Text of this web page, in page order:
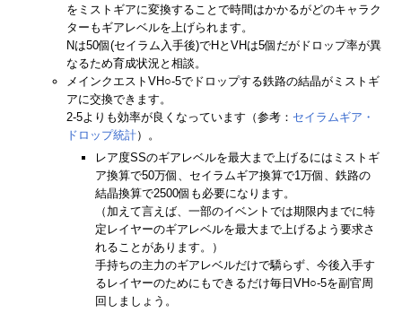
をミストギアに変換することで時間はかかるがどのキャラク
ターもギアレベルを上げられます。
Nは50個(セイラム入手後)でHとVHは5個だがドロップ率が異
なるため育成状況と相談。
メインクエストVH○-5でドロップする鉄路の結晶がミストギ
アに交換できます。
2-5よりも効率が良くなっています（参考： セイラムギア・
ドロップ統計）。
レア度SSのギアレベルを最大まで上げるにはミストギ
ア換算で50万個、セイラムギア換算で1万個、鉄路の
結晶換算で2500個も必要になります。
（加えて言えば、一部のイベントでは期限内までに特
定レイヤーのギアレベルを最大まで上げるよう要求さ
れることがあります。）
手持ちの主力のギアレベルだけで驕らず、今後入手す
るレイヤーのためにもできるだけ毎日VH○-5を副官周
回しましょう。